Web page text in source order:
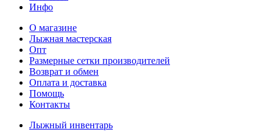
Инфо
О магазине
Лыжная мастерская
Опт
Размерные сетки производителей
Возврат и обмен
Оплата и доставка
Помощь
Контакты
Лыжный инвентарь